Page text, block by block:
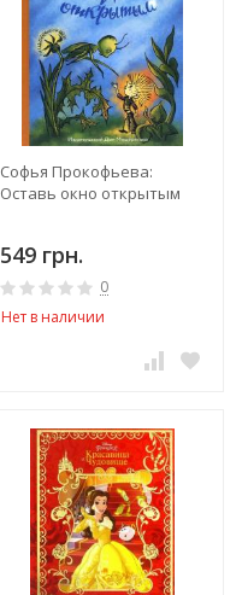
Софья Прокофьева:
Оставь окно открытым
549 грн.
0
Нет в наличии